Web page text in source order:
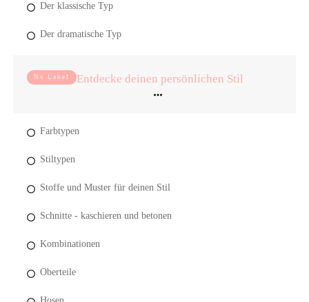
Der klassische Typ
Der dramatische Typ
No Label Entdecke deinen persönlichen Stil
Farbtypen
Stiltypen
Stoffe und Muster für deinen Stil
Schnitte - kaschieren und betonen
Kombinationen
Oberteile